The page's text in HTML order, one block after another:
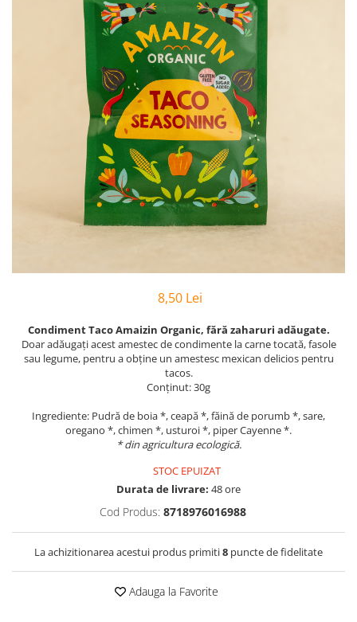
BĂUTURI / LAPTE VEGETAL
OREZ ȘI CEREALE
CREME ȘI PASTE TARTINABILE
CEAIURI GRECEȘTI
CIOCOLATĂ ȘI CACAO
HEALTHY SNACKS
SUPERALIMENTE
PRODUSE ROMÂNEȘTI
REMEDII NATURISTE
TOATE PRODUSELE
8,50 Lei
Condiment Taco Amaizin Organic, fără zaharuri adăugate.
Doar adăugați acest amestec de condimente la carne tocată, fasole
sau legume, pentru a obține un amestesc mexican delicios pentru
tacos.
Conținut: 30g
Ingrediente: Pudră de boia *, ceapă *, făină de porumb *, sare,
oregano *, chimen *, usturoi *, piper Cayenne *.
* din agricultura ecologică.
STOC EPUIZAT
Durata de livrare: 48 ore
Cod Produs: 8718976016988
La achizitionarea acestui produs primiti8 puncte de fidelitate
Adauga la Favorite